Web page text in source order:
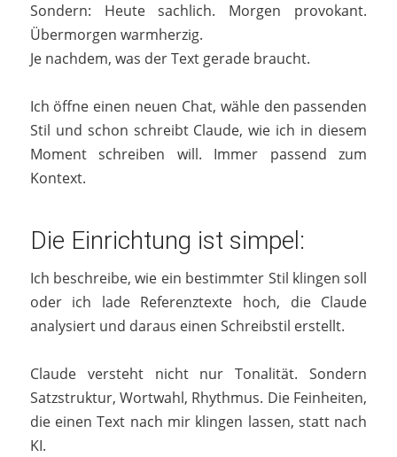
Sondern: Heute sachlich. Morgen provokant.
Übermorgen warmherzig.
Je nachdem, was der Text gerade braucht.
Ich öffne einen neuen Chat, wähle den passenden
Stil und schon schreibt Claude, wie ich in diesem
Moment schreiben will. Immer passend zum
Kontext.
Die Einrichtung ist simpel:
Ich beschreibe, wie ein bestimmter Stil klingen soll
oder ich lade Referenztexte hoch, die Claude
analysiert und daraus einen Schreibstil erstellt.
Claude versteht nicht nur Tonalität. Sondern
Satzstruktur, Wortwahl, Rhythmus. Die Feinheiten,
die einen Text nach mir klingen lassen, statt nach
KI.